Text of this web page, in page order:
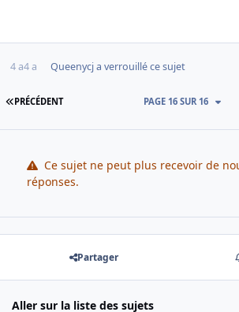
4 a4 a Queenycja verrouillé ce sujet
PREMIÈRE PAGE
PRÉCÉDENT PAGE 16 SUR 16
Ce sujet ne peut plus recevoir de
réponses.
Partager
Aller sur la liste des sujets